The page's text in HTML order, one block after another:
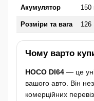
Акумулятор 150
Розміри та вага 126
Чому варто
HOCO DI64 — це
вашого авто. Він
комерційних